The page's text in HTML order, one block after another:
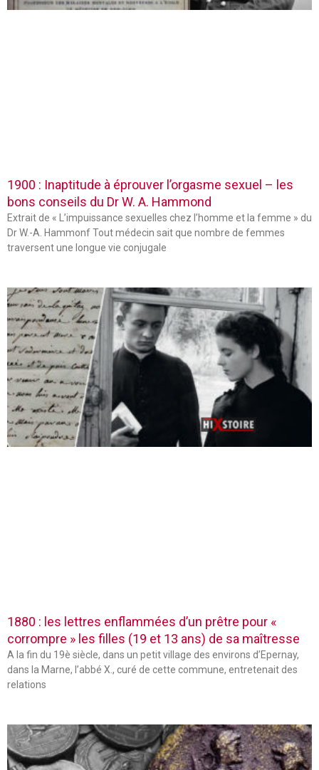
1900 : Inaptitude à éprouver l’orgasme sexuel – les
bons conseils du Dr W. A. Hammond
Extrait de « L’impuissance sexuelles chez l’homme et la femme » du
Dr W.-A. Hammonf Tout médecin sait que nombre de femmes
traversent une longue vie conjugale
1880 : les lettres enflammées d’un prêtre pour «
corrompre » les filles (19 et 13 ans) de sa maîtresse
A la fin du 19è siècle, dans un petit village des environs d’Epernay,
dans la Marne, l’abbé X., curé de cette commune, entretenait des
relations